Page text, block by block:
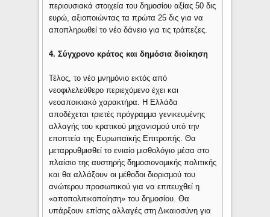
περιουσιακά στοιχεία του δημοσίου αξίας 50 δις
ευρώ, αξιοποιώντας τα πρώτα 25 δις για να
αποπληρωθεί το νέο δάνειο για τις τράπεζες.
4. Σύγχρονο κράτος και δημόσια διοίκηση
Τέλος, το νέο μνημόνιο εκτός από
νεοφιλελεύθερο περιεχόμενο έχει και
νεοαποικιακό χαρακτήρα. Η Ελλάδα
αποδέχεται τριετές πρόγραμμα γενικευμένης
αλλαγής του κρατικού μηχανισμού υπό την
εποπτεία της Ευρωπαϊκής Επιτροπής. Θα
μεταρρυθμισθεί το ενιαίο μισθολόγιο μέσα στο
πλαίσιο της αυστηρής δημοσιονομικής πολιτικής
και θα αλλάξουν οι μέθοδοι διορισμού του
ανώτερου προσωπικού για να επιτευχθεί η
«αποπολιτικοποίηση» του δημοσίου. Θα
υπάρξουν επίσης αλλαγές στη Δικαιοσύνη για